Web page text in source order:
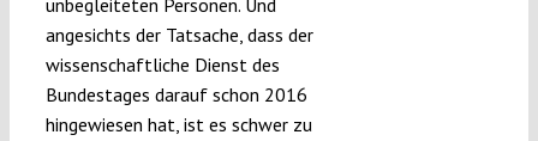
unbegleiteten Personen. Und
angesichts der Tatsache, dass der
wissenschaftliche Dienst des
Bundestages darauf schon 2016
hingewiesen hat, ist es schwer zu